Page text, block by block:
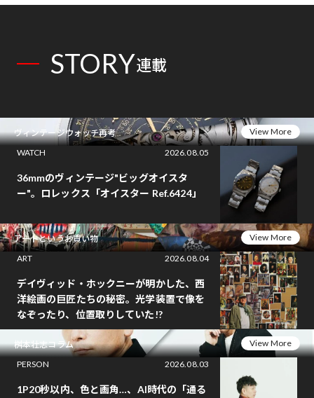
STORY連載
ヴィンテージウォッチ再考
View More
WATCH
2026.08.05
36mmのヴィンテージ"ビッグオイスタ
ー"。ロレックス「オイスター Ref.6424」
アートというお買い物
View More
ART
2026.08.04
デイヴィッド・ホックニーが明かした、西
洋絵画の巨匠たちの秘密。光学装置で像を
なぞったり、位置取りしていた!?
桝本壮志コラム
View More
PERSON
2026.08.03
1P20秒以内、色と画角…、AI時代の「通る